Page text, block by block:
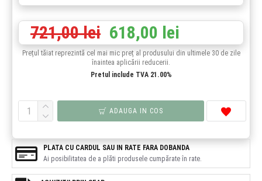
618,00 lei
721,00 lei
Prețul tăiat reprezintă cel mai mic preț al produsului din ultimele 30 de zile
înaintea aplicării reducerii.
Pretul include TVA 21.00%
ADAUGA IN COS
PLATA CU CARDUL SAU IN RATE FARA DOBANDA
Ai posibilitatea de a plăti produsele cumpărate în rate.